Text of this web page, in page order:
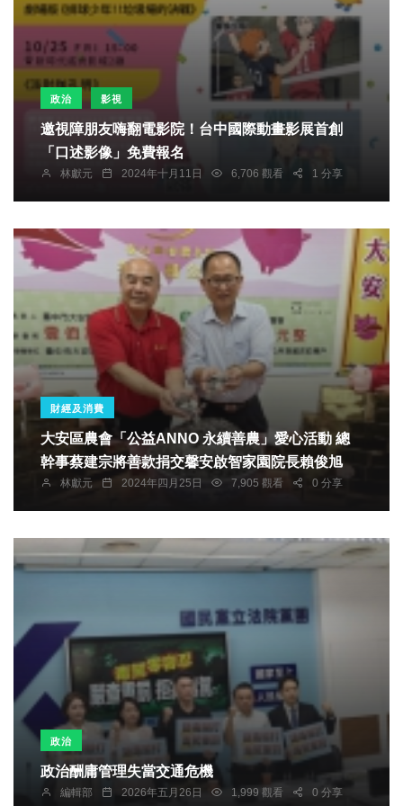
政治 影視
邀視障朋友嗨翻電影院！台中國際動畫影展首創
「口述影像」免費報名
林獻元 2024年十月11日 6,706 觀看 1 分享
財經及消費
大安區農會「公益ANNO 永續善農」愛心活動 總
幹事蔡建宗將善款捐交馨安啟智家園院長賴俊旭
林獻元 2024年四月25日 7,905 觀看 0 分享
政治
政治酬庸管理失當交通危機
編輯部 2026年五月26日 1,999 觀看 0 分享